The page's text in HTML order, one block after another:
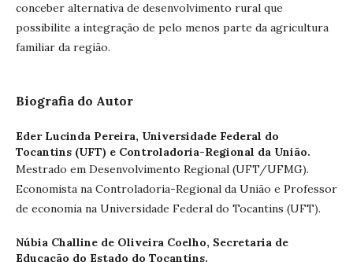
conceber alternativa de desenvolvimento rural que
possibilite a integração de pelo menos parte da agricultura
familiar da região.
Biografia do Autor
Eder Lucinda Pereira, Universidade Federal do
Tocantins (UFT) e Controladoria-Regional da União.
Mestrado em Desenvolvimento Regional (UFT/UFMG).
Economista na Controladoria-Regional da União e Professor
de economia na Universidade Federal do Tocantins (UFT).
Núbia Challine de Oliveira Coelho, Secretaria de
Educação do Estado do Tocantins.